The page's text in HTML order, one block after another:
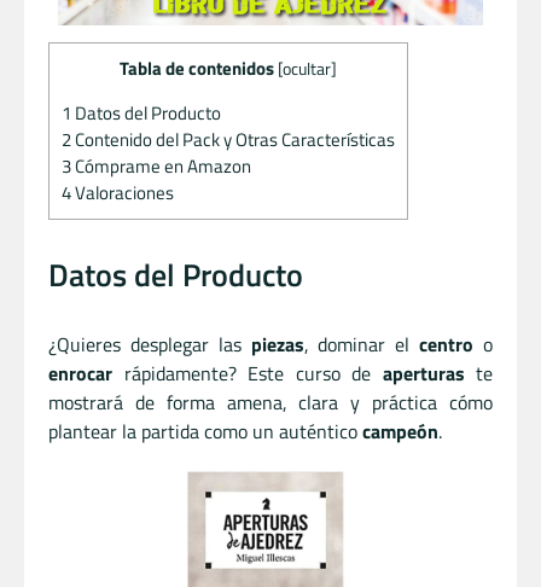
Tabla de contenidos [ocultar]
1 Datos del Producto
2Contenido del Pack y Otras Características
3Cómprame en Amazon
4Valoraciones
Datos del Producto
¿Quieres desplegar las piezas, dominar elcentro o
enrocar rápidamente? Este curso de aperturas te
mostrará de forma amena, clara y práctica cómo
plantear la partida como un auténticocampeón.